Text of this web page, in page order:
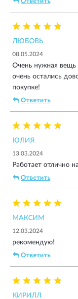
ЛЮБОВЬ
08.05.2024
Очень нужная
очень остались
покупке!
Ответить
ЮЛИЯ
13.03.2024
Работает отлично
Ответить
МАКСИМ
12.03.2024
рекомендую!
Ответить
КИРИЛЛ